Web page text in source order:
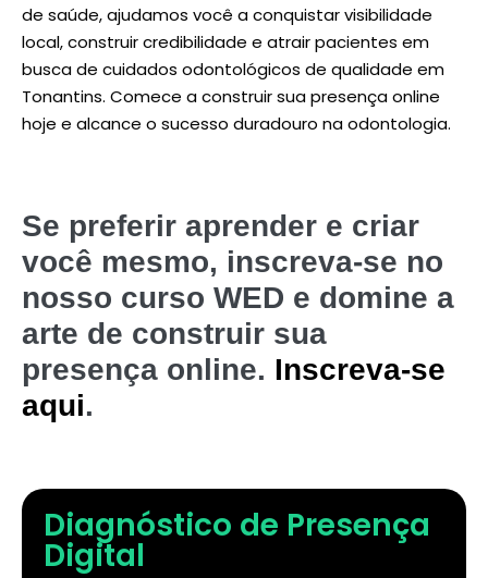
de saúde, ajudamos você a conquistar visibilidade
local, construir credibilidade e atrair pacientes em
busca de cuidados odontológicos de qualidade em
Tonantins. Comece a construir sua presença online
hoje e alcance o sucesso duradouro na odontologia.
Se preferir aprender e criar
você mesmo, inscreva-se no
nosso curso WED e domine a
arte de construir sua
presença online. Inscreva-se
aqui.
Diagnóstico de Presença
Digital